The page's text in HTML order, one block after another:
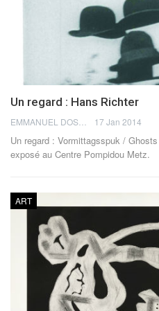
Un regard : Hans Richter
17 Jan 2014
Un regard : Vormittagsspuk /
exposé au Centre Pompidou Metz.
ART